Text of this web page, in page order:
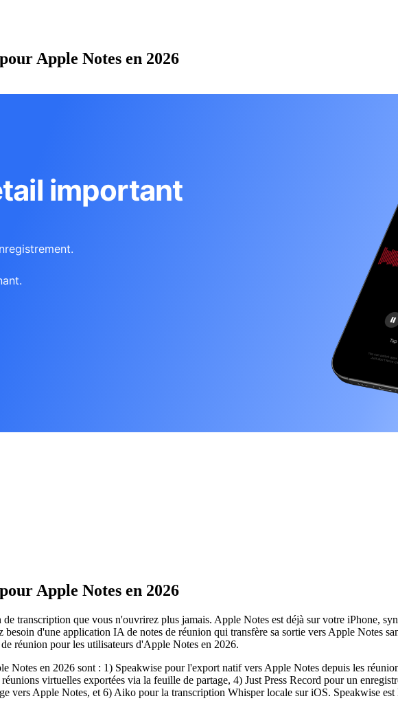
Apple Notes en 2026
important
Apple Notes en 2026
transcription que vous n'ouvrirez plus jamais. Apple Notes est déjà sur votre iPhone,
d'une application IA de notes de réunion qui transfère sa sortie vers Apple Notes
réunion pour les utilisateurs d'Apple Notes en 2026.
Notes en 2026 sont : 1) Speakwise pour l'export natif vers Apple Notes depuis les
virtuelles exportées via la feuille de partage, 4) Just Press Record pour un
vers Apple Notes, et 6) Aiko pour la transcription Whisper locale sur iOS. Speakwise